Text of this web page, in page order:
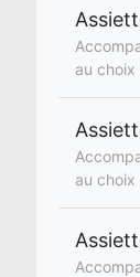
au choix
au choix